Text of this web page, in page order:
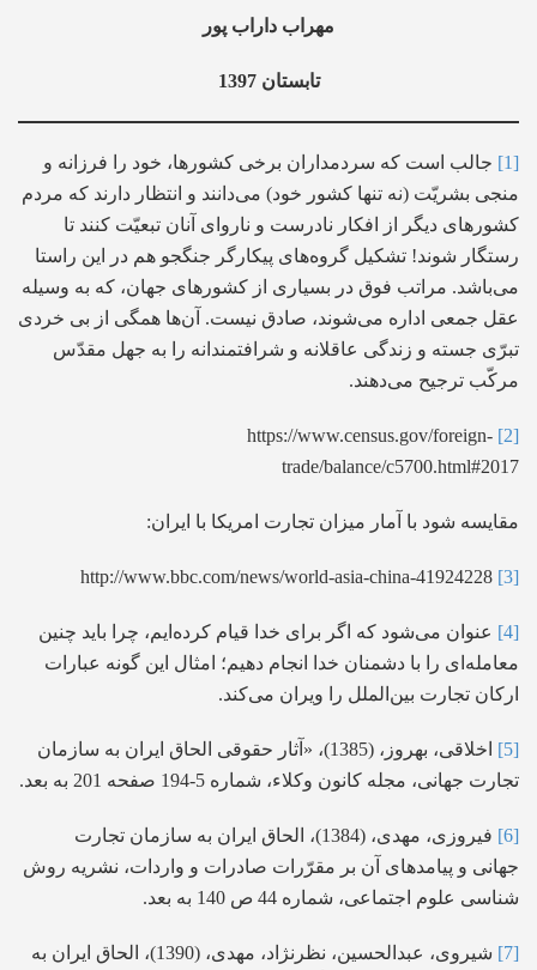
مهراب داراب پور
تابستان 1397
[1]
جالب است که سردمداران برخی کشورها، خود را فرزانه و
منجی بشریّت (نه تنها کشور خود) می‌دانند و انتظار دارند که مردم
کشورهای دیگر از افکار نادرست و ناروای آنان تبعیّت کنند تا
رستگار شوند! تشکیل گروه‌های پیکارگر جنگجو هم در این راستا
می‌باشد. مراتب فوق در بسیاری از کشورهای جهان، که به وسیله
عقل جمعی اداره می‌شوند، صادق نیست. آن‌ها همگی از بی خردی
تبرّی جسته و زندگی عاقلانه و شرافتمندانه را به جهل مقدّس
مرکّب ترجیح می‌دهند.
[2]
https://www.census.gov/foreign-
trade/balance/c5700.html#2017
مقایسه شود با آمار میزان تجارت امریکا با ایران:
[3]
[4]
عنوان می‌شود که ‌اگر برای خدا قیام کرده‌ایم، چرا باید چنین
معامله‌ای را با دشمنان خدا انجام دهیم؛ امثال این گونه عبارات
ارکان تجارت بین‌الملل را ویران می‌کند.
[5]
اخلاقی، بهروز، (1385)، «آثار حقوقی الحاق ایران به سازمان
تجارت جهانی، مجله کانون وکلاء، شماره 5-194 صفحه 201 به بعد.
[6]
فیروزی، مهدی، (1384)، الحاق ایران به سازمان تجارت
جهانی و پیامدهای آن بر مقرّرات صادرات و واردات، نشریه روش
شناسی علوم اجتماعی، شماره 44 ص 140 به بعد.
[7]
شیروی، عبدالحسین، نظرنژاد، مهدی، (1390)، الحاق ایران به